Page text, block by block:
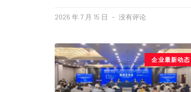
2026 年 7 月 15 日 没有评论
企业最新动态